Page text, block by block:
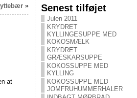
»
at
Senest tilføjet
Julen 2011
KRYDRET
KYLLINGESUPPE MED
KOKOSMÆLK
KRYDRET
GRÆSKARSUPPE
KOKOSSUPPE MED
KYLLING
KOKOSSUPPE MED
JOMFRUHUMMERHALER